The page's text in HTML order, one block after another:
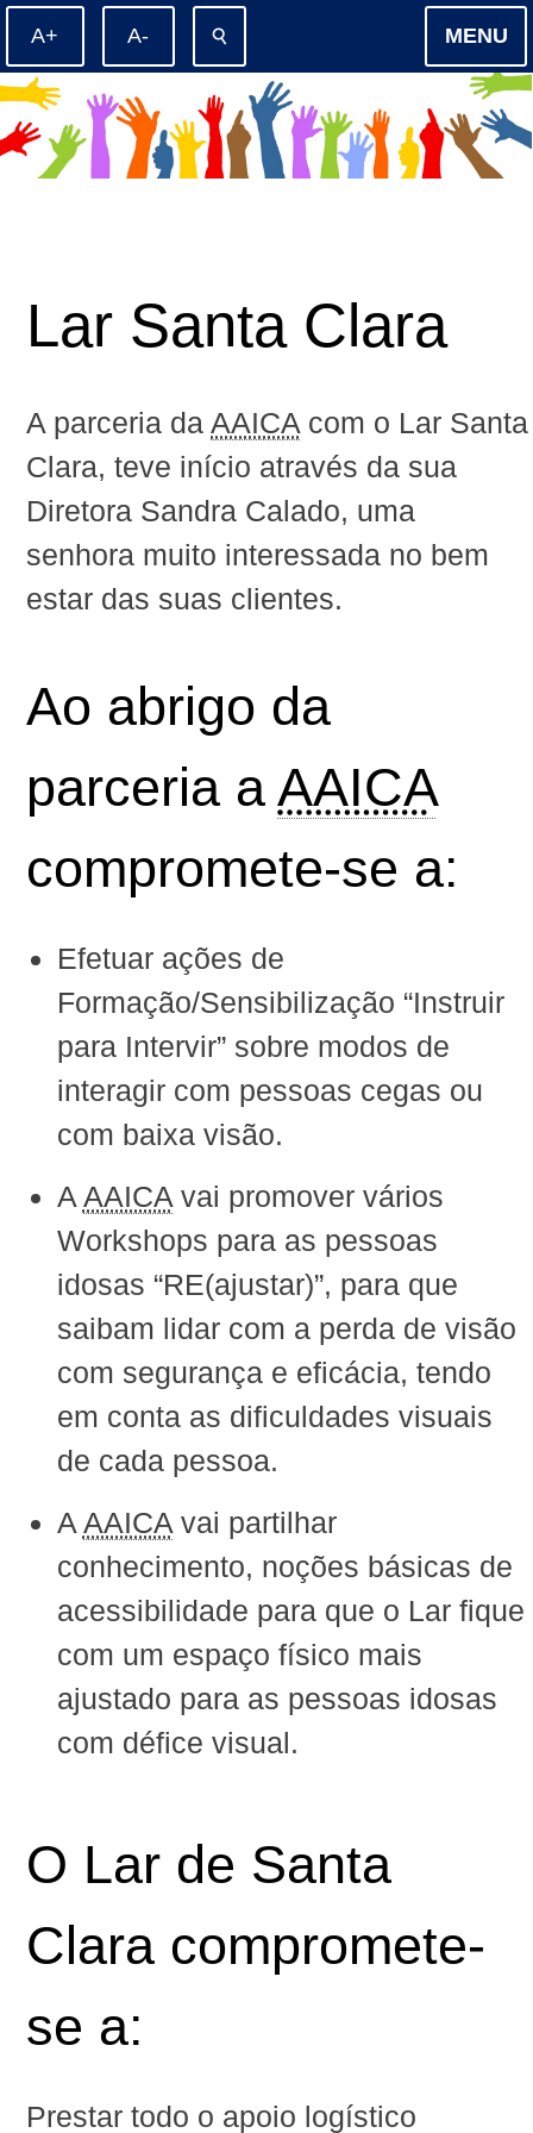
MENU
⚲
Lar Santa Clara
A parceria daAAICA com o Lar Santa
Clara, teve início através da sua
Diretora Sandra Calado, uma
senhora muito interessada no bem
estar das suas clientes.
Ao abrigo da
parceria aAAICA
compromete-se a:
Efetuar ações de
Formação/Sensibilização “Instruir
para Intervir” sobre modos de
interagir com pessoas cegas ou
com baixa visão.
A AAICAvai promover vários
Workshops para as pessoas
idosas “RE(ajustar)”, para que
saibam lidar com a perda de visão
com segurança e eficácia, tendo
em conta as dificuldades visuais
de cada pessoa.
A AAICAvai partilhar
conhecimento, noções básicas de
acessibilidade para que o Lar fique
com um espaço físico mais
ajustado para as pessoas idosas
com défice visual.
O Lar de Santa
Clara compromete-
se a:
Prestar todo o apoio logístico